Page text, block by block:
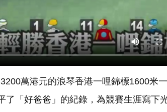
萬港元的浪琴香港一哩錦標1600米一
「好爸爸」的紀錄，為競賽生涯寫下